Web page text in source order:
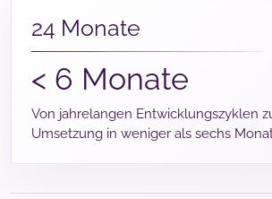
24 Monate
< 6 Monate
Von jahrelangen Entwicklungszyklen
Umsetzung in weniger als sechs